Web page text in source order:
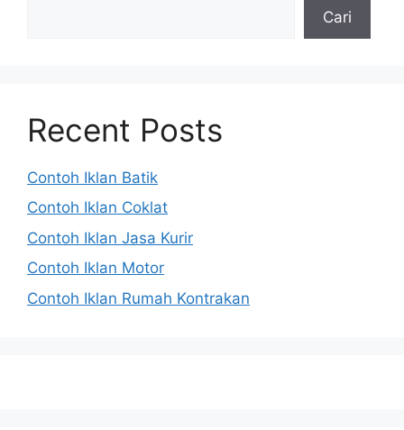
Cari
Recent Posts
Contoh Iklan Batik
Contoh Iklan Coklat
Contoh Iklan Jasa Kurir
Contoh Iklan Motor
Contoh Iklan Rumah Kontrakan